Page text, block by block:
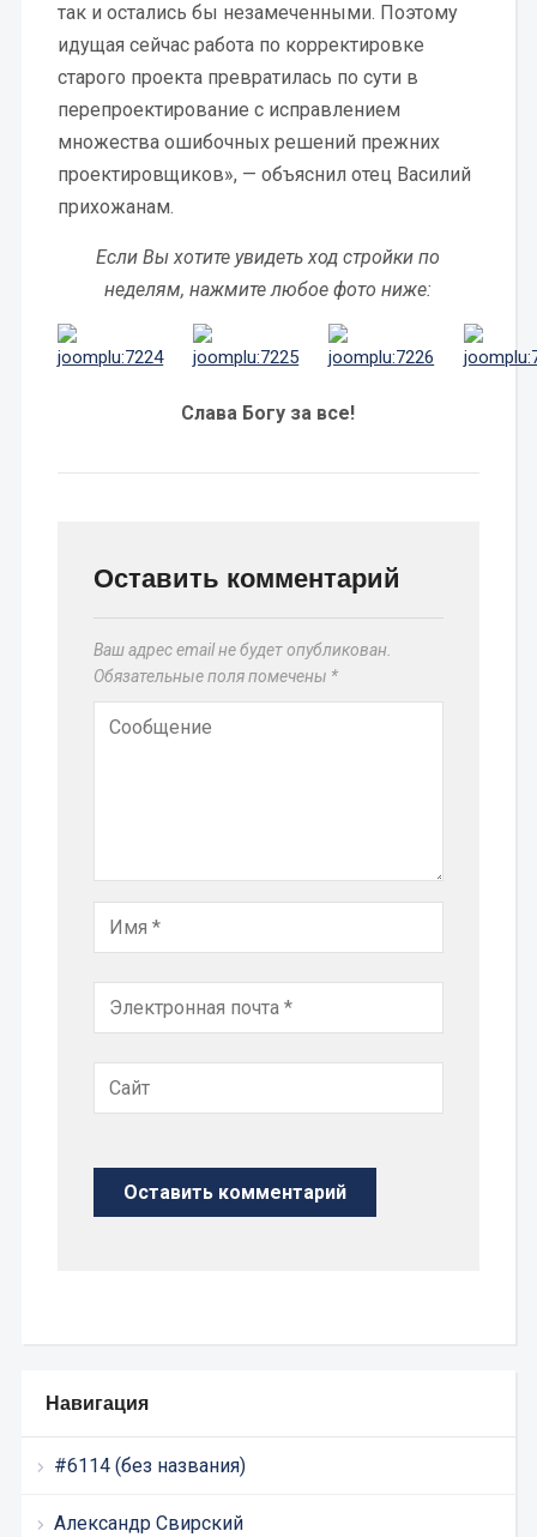
Навигация
#6114 (без названия)
Александр Свирский
так и остались бы незамеченными. Поэтому
идущая сейчас работа по корректировке
старого проекта превратилась по сути в
перепроектирование с исправлением
множества ошибочных решений прежних
проектировщиков», — объяснил отец Василий
прихожанам.
Если Вы хотите увидеть ход стройки по
неделям, нажмите любое фото ниже:
Слава Богу за все!
Оставить комментарий
Ваш адрес email не будет опубликован.
Обязательные поля помечены *